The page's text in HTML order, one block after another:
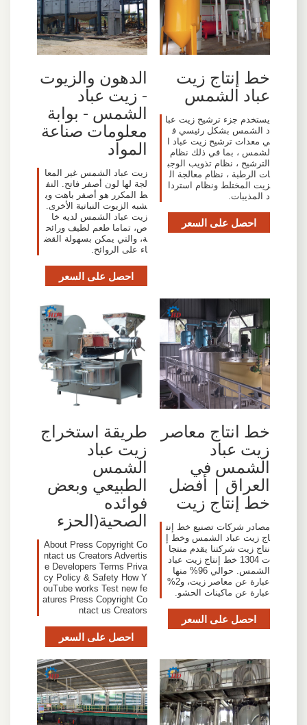
خط إنتاج زيت
عباد الشمس
يستخدم جزء ترشيح زيت عبا
د الشمس بشكل رئيسي ف
ي معدات ترشيح زيت عباد ا
لشمس ، بما في ذلك نظام
الترشيح ، نظام تذويب الوجب
ات الرطبة ، نظام معالجة ال
زيت المختلط ونظام استردا
د المذيبات.
احصل على السعر
الدهون والزيوت
- زيت عباد
الشمس - بوابة
معلومات صناعة
المواد
زيت عباد الشمس غير المعا
لجة لها لون أصفر فاتح. النف
ط المكرر هو أصفر باهت وي
شبه الزيوت النباتية الأخرى.
زيت عباد الشمس لديه خا
ص، تماما طعم لطيف ورائح
ة، والتي يمكن بسهولة القض
اء على الروائح.
احصل على السعر
خط انتاج معاصر
زيت عباد
الشمس في
العراق | أفضل
خط إنتاج زيت
مصادر شركات تصنيع خط إنت
اج زيت عباد الشمس وخط إ
نتاج زيت شركتنا يقدم منتجا
ت 1304 خط إنتاج زيت عباد
الشمس. حوالي 96% منها
عبارة عن معاصر زيت، و2%
عبارة عن ماكينات الحشو.
احصل على السعر
طريقة استخراج
زيت عباد
الشمس
الطبيعي وبعض
فوائده
الصحية(الحزء
About Press Copyright Co
ntact us Creators Advertis
e Developers Terms Priva
cy Policy & Safety How Y
ouTube works Test new fe
atures Press Copyright Co
ntact us Creators
احصل على السعر